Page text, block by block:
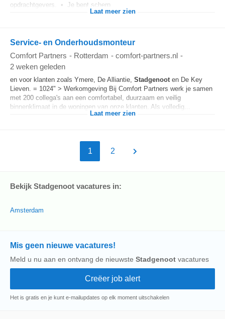
opdrachtgevers. • Je bent scherp...
Laat meer zien
Service- en Onderhoudsmonteur
Comfort Partners - Rotterdam - comfort-partners.nl -
2 weken geleden
en voor klanten zoals Ymere, De Alliantie, Stadgenooten De Key
Lieven. = 1024" > Werkomgeving Bij Comfort Partners werk je samen
met 200 collega's aan een comfortabel, duurzaam en veilig
binnenklimaat in de woningen van onze klanten. Als volledig...
Laat meer zien
1 2
Bekijk Stadgenoot vacatures in:
Amsterdam
Mis geen nieuwe vacatures!
Meld u nu aan en ontvang de nieuwste Stadgenoot vacatures
Het is gratis en je kunt e-mailupdates op elk moment uitschakelen